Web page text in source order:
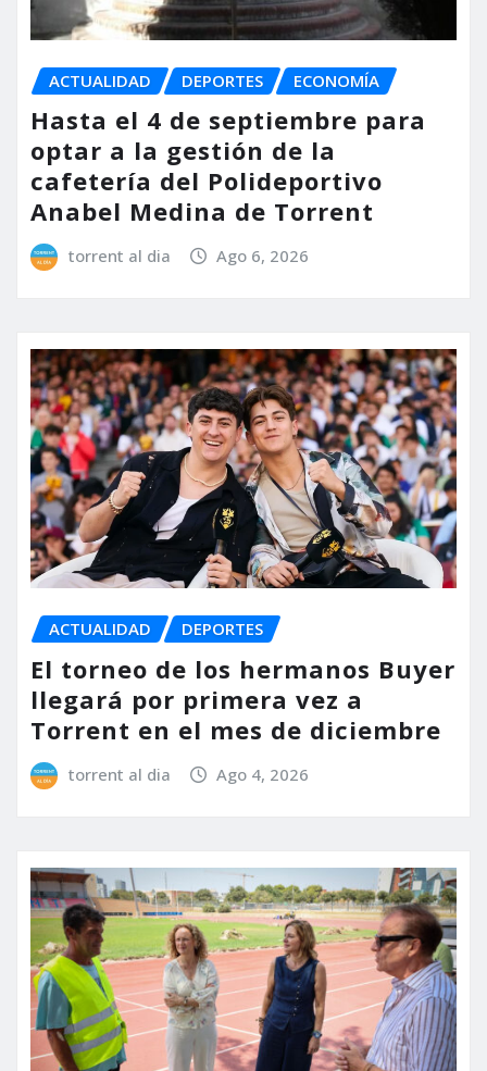
ACTUALIDAD DEPORTES ECONOMÍA
Hasta el 4 de septiembre para
optar a la gestión de la
cafetería del Polideportivo
Anabel Medina de Torrent
torrent al dia Ago 6, 2026
ACTUALIDAD DEPORTES
El torneo de los hermanos Buyer
llegará por primera vez a
Torrent en el mes de diciembre
torrent al dia Ago 4, 2026